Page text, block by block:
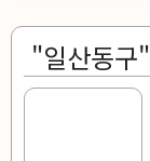
"일산동구"